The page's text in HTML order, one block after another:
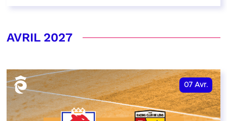
AVRIL 2027
07 Avr.